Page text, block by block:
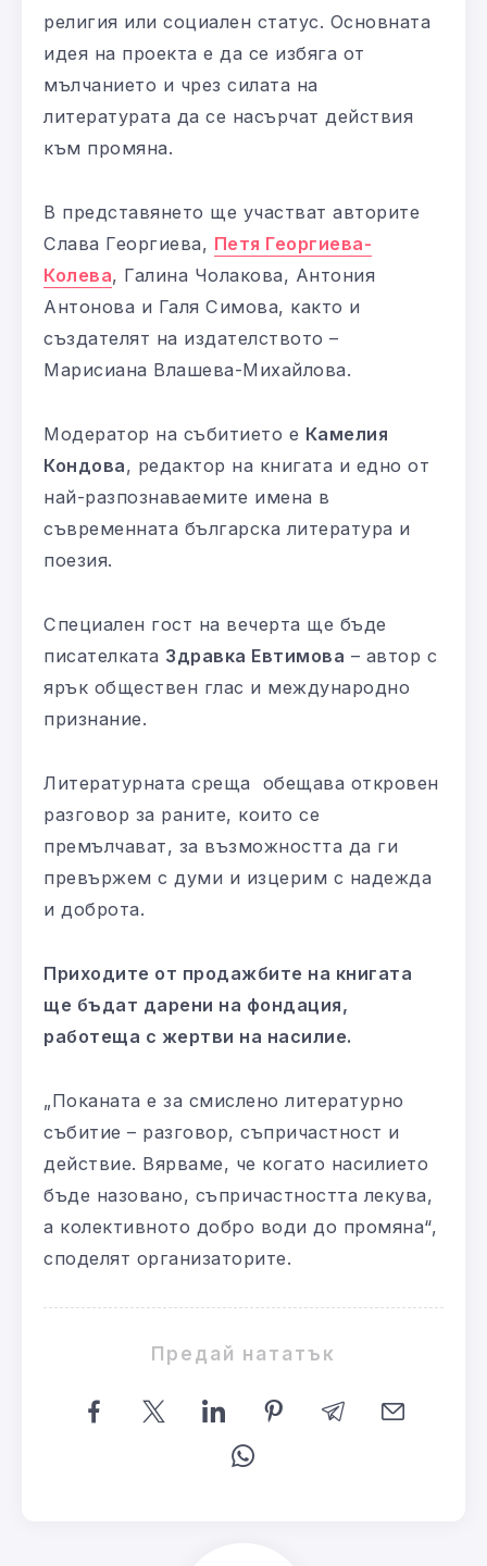
религия или социален статус. Основната
идея на проекта е да се избяга от
мълчанието и чрез силата на
литературата да се насърчат действия
към промяна.
В представянето ще участват авторите
Слава Георгиева, Петя Георгиева-
Колева, Галина Чолакова, Антония
Антонова и Галя Симова, както и
създателят на издателството –
Марисиана Влашева-Михайлова.
Модератор на събитието е Камелия
Кондова, редактор на книгата и едно от
най-разпознаваемите имена в
съвременната българска литература и
поезия.
Специален гост на вечерта ще бъде
писателката Здравка Евтимова – автор с
ярък обществен глас и международно
признание.
Литературната среща обещава откровен
разговор за раните, които се
премълчават, за възможността да ги
превържем с думи и изцерим с надежда
и доброта.
Приходите от продажбите на книгата
ще бъдат дарени на фондация,
работеща с жертви на насилие.
„Поканата е за смислено литературно
събитие – разговор, съпричастност и
действие. Вярваме, че когато насилието
бъде назовано, съпричастността лекува,
а колективното добро води до промяна“,
споделят организаторите.
Предай нататък